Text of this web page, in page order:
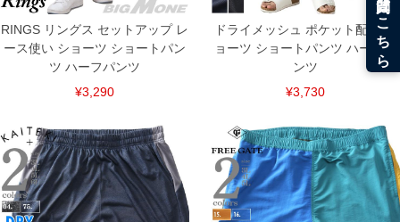
RINGS リングス セットアップ レ
ース使い ショーツ ショートパン
ツ ハーフパンツ
¥3,290
ドライメッシュ ポケット配色 シ
ョーツ ショートパンツ ハーフパ
ンツ
¥3,730